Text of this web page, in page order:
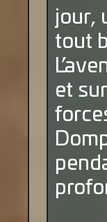
jour,
tout
et